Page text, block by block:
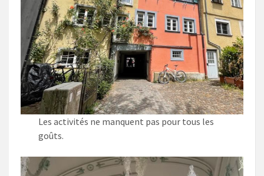
Les activités ne manquent pas pour tous les
goûts.